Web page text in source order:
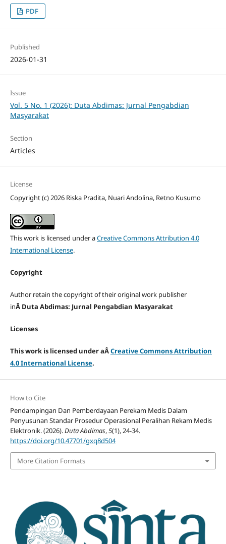
PDF
Published
2026-01-31
Issue
Vol. 5 No. 1 (2026): Duta Abdimas: Jurnal Pengabdian
Masyarakat
Section
Articles
License
Copyright (c) 2026 Riska Pradita, Nuari Andolina, Retno Kusumo
This work is licensed under aCreative Commons Attribution 4.0
International License.
Copyright
Author retain the copyright of their original work publisher
inÂ Duta Abdimas: Jurnal Pengabdian Masyarakat
Licenses
This work is licensed under aÂCreative Commons Attribution
4.0 International License.
How to Cite
Pendampingan Dan Pemberdayaan Perekam Medis Dalam
Penyusunan Standar Prosedur Operasional Peralihan Rekam Medis
Elektronik. (2026).Duta Abdimas,5(1), 24-34.
https://doi.org/10.47701/gxq8d504
More Citation Formats